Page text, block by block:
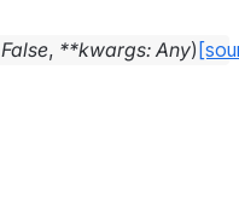
False, **kwargs: Any)